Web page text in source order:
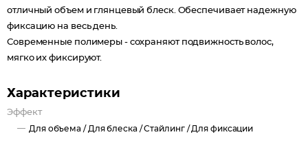
отличный объем и глянцевый блеск. Обеспечивает надежную
фиксацию на весь день.
Современные полимеры - сохраняют подвижность волос,
мягко их фиксируют.
Характеристики
Эффект
Для объема / Для блеска /Стайлинг /Для фиксации